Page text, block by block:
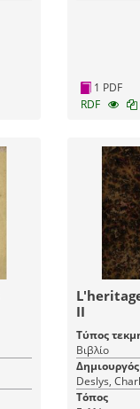
1 PDF
RDF
ΙΙ
Τύπος
Βιβλίο
Δημιουργός
Deslys,
Τόπος